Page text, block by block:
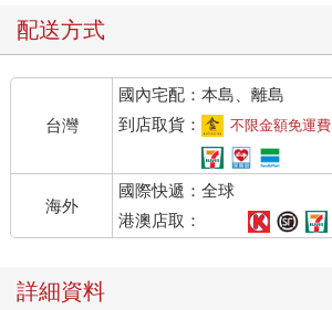
配送方式
台灣
國內宅配：本島、離島
到店取貨：
不限金額免運費
海外
國際快遞：全球
港澳店取：
詳細資料